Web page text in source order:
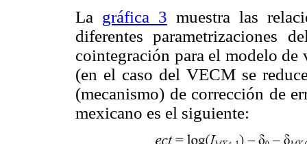
La gráfica 3 muestra las
diferentes parametrizaciones
cointegración para el modelo
(en el caso del VECM se
(mecanismo) de corrección de
mexicano es el siguiente: